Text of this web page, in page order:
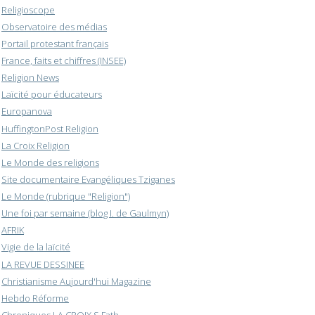
Religioscope
Observatoire des médias
Portail protestant français
France, faits et chiffres (INSEE)
Religion News
Laïcité pour éducateurs
Europanova
HuffingtonPost Religion
La Croix Religion
Le Monde des religions
Site documentaire Evangéliques Tziganes
Le Monde (rubrique "Religion")
Une foi par semaine (blog I. de Gaulmyn)
AFRIK
Vigie de la laïcité
LA REVUE DESSINEE
Christianisme Aujourd'hui Magazine
Hebdo Réforme